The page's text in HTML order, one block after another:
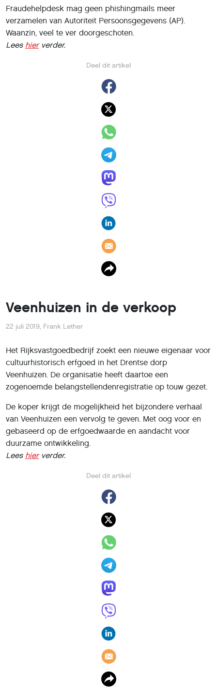
Deel dit artikel
Fraudehelpdesk mag geen phishingmails meer
verzamelen van Autoriteit Persoonsgegevens (AP).
Waanzin, veel te ver doorgeschoten.
Lees hierverder.
Veenhuizen in de verkoop
Deel dit artikel
22 juli 2019, Frank Lether
Het Rijksvastgoedbedrijf zoekt een nieuwe eigenaar voor
cultuurhistorisch erfgoed in het Drentse dorp
Veenhuizen. De organisatie heeft daartoe een
zogenoemde belangstellendenregistratie op touw gezet.
De koper krijgt de mogelijkheid het bijzondere verhaal
van Veenhuizen een vervolg te geven. Met oog voor en
gebaseerd op de erfgoedwaarde en aandacht voor
duurzame ontwikkeling.
Lees hierverder.